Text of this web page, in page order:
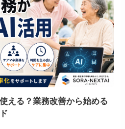
える？業務改善から始める